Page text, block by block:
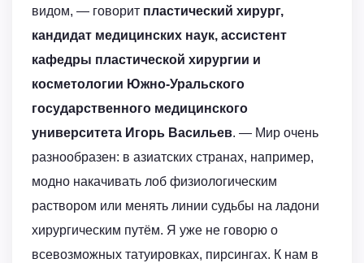
видом, — говорит пластический хирург,
кандидат медицинских наук, ассистент
кафедры пластической хирургии и
косметологии Южно-Уральского
государственного медицинского
университета Игорь Васильев. — Мир очень
разнообразен: в азиатских странах, например,
модно накачивать лоб физиологическим
раствором или менять линии судьбы на ладони
хирургическим путём. Я уже не говорю о
всевозможных татуировках, пирсингах. К нам в